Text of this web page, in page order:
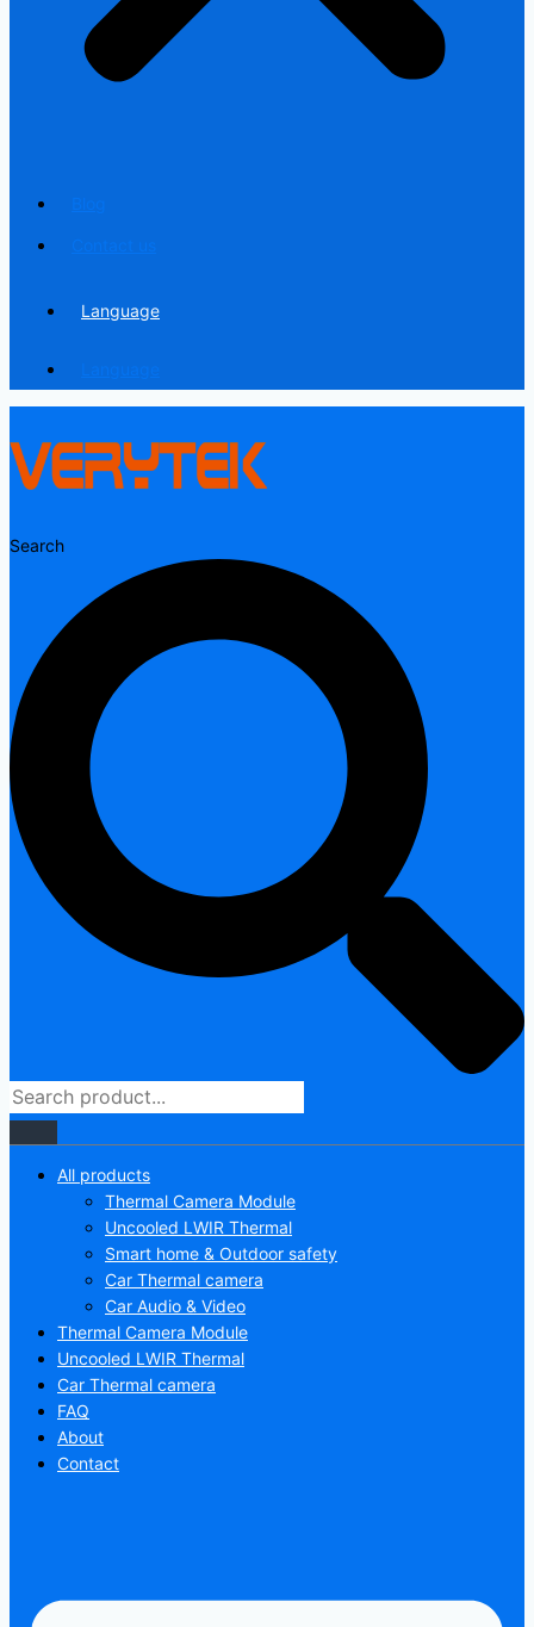
Language
Search
All products
Thermal Camera Module
Uncooled LWIR Thermal
Smart home & Outdoor safety
Car Thermal camera
Car Audio & Video
Thermal Camera Module
Uncooled LWIR Thermal
Car Thermal camera
FAQ
About
Contact